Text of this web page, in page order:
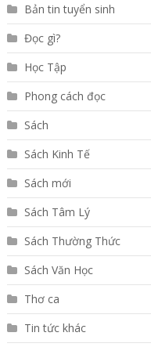
Bản tin tuyển sinh
Đọc gì?
Học Tập
Phong cách đọc
Sách
Sách Kinh Tế
Sách mới
Sách Tâm Lý
Sách Thường Thức
Sách Văn Học
Thơ ca
Tin tức khác